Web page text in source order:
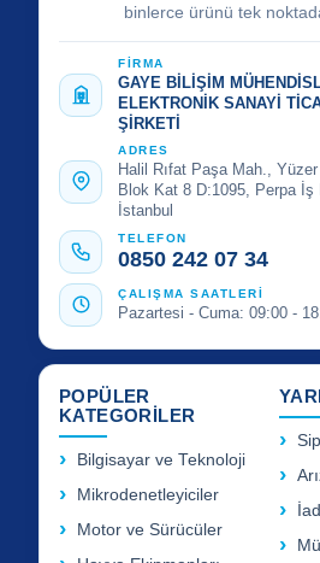
binlerce ürünü tek
FİRMA
GAYE BİLİŞİM
ELEKTRONİK SANAYİ
ŞİRKETİ
ADRES
Halil Rıfat Paşa Mah.,
Blok Kat 8 D:1095, Perpa
İstanbul
TELEFON
0850 242 07 34
ÇALIŞMA SAATLERİ
Pazartesi - Cuma: 09:00 -
POPÜLER
KATEGORİLER
Bilgisayar ve Teknoloji
Mikrodenetleyiciler
Motor ve Sürücüler